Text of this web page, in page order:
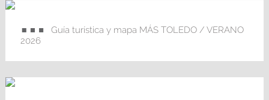
Guía turística y mapa MÁS TOLEDO / VERANO
2026